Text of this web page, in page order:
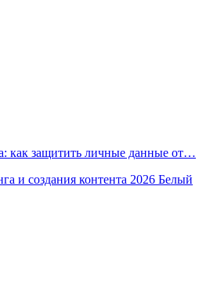
как защитить личные данные от…
и создания контента 2026 Белый